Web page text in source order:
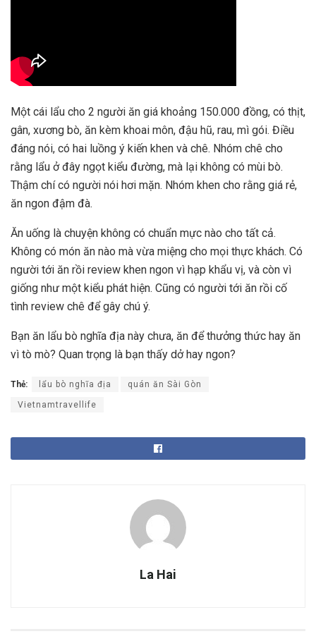
Một cái lẩu cho 2 người ăn giá khoảng 150.000 đồng, có thịt,
gân, xương bò, ăn kèm khoai môn, đậu hũ, rau, mì gói. Điều
đáng nói, có hai luồng ý kiến khen và chê. Nhóm chê cho
rằng lẩu ở đây ngọt kiểu đường, mà lại không có mùi bò.
Thậm chí có người nói hơi mặn. Nhóm khen cho rằng giá rẻ,
ăn ngon đậm đà.
Ăn uống là chuyện không có chuẩn mực nào cho tất cả.
Không có món ăn nào mà vừa miệng cho mọi thực khách. Có
người tới ăn rồi review khen ngon vì hạp khẩu vị, và còn vì
giống như một kiểu phát hiện. Cũng có người tới ăn rồi cố
tình review chê để gây chú ý.
Bạn ăn lẩu bò nghĩa địa này chưa, ăn để thưởng thức hay ăn
vì tò mò? Quan trọng là bạn thấy dở hay ngon?
Thẻ: lẩu bò nghĩa địa quán ăn Sài Gòn
Vietnamtravellife
La Hai